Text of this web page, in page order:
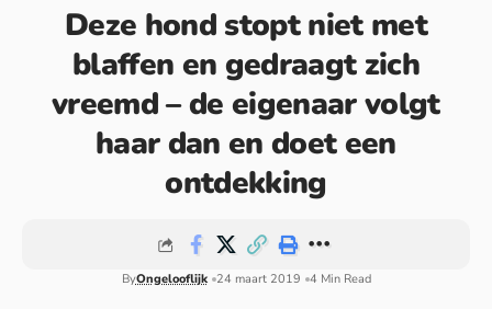
Deze hond stopt niet met
blaffen en gedraagt zich
vreemd – de eigenaar volgt
haar dan en doet een
ontdekking
ByOngelooflijk 24 maart 2019 4 Min Read